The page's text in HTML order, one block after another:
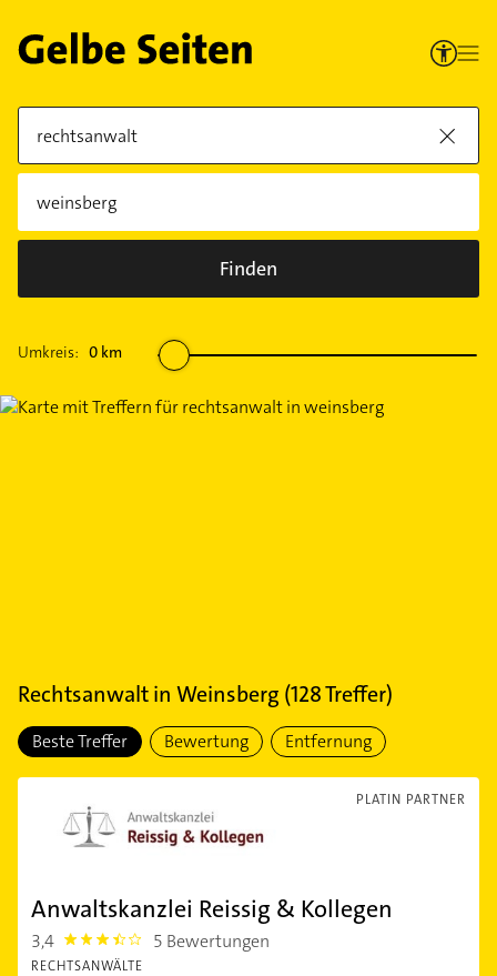
Finden
Umkreis: 0 km
Rechtsanwaltin Weinsberg (128Treffer)
Beste Treffer Bewertung Entfernung
PLATIN PARTNER
Anwaltskanzlei Reissig & Kollegen
3,4 3.4 5 Bewertungen
RECHTSANWÄLTE